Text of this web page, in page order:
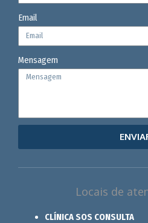
Email
Mensagem
Locais de
CLÍNICA SOS CONSULTA